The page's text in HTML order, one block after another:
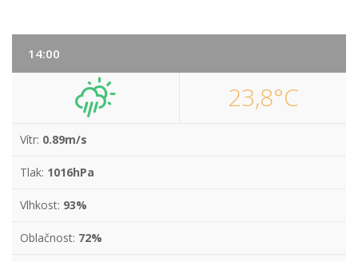
14:00
23,8°C
Vítr: 0.89m/s
Tlak: 1016hPa
Vlhkost: 93%
Oblačnost: 72%